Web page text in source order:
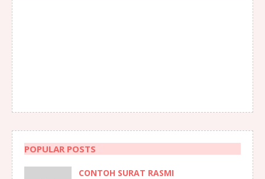
POPULAR POSTS
CONTOH SURAT RASMI